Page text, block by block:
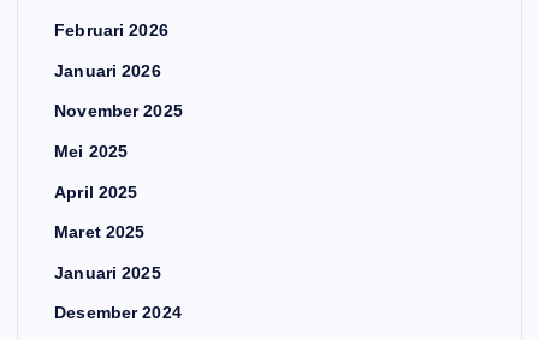
Februari 2026
Januari 2026
November 2025
Mei 2025
April 2025
Maret 2025
Januari 2025
Desember 2024